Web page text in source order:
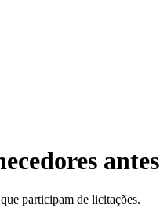
participam de licitações.